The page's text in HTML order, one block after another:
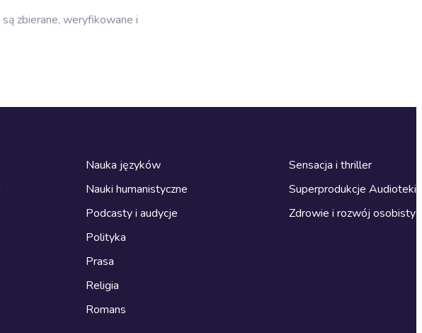
zbierane, weryfikowane i
Nauka języków
Nauki humanistyczne
Podcasty i audycje
Polityka
Prasa
Religia
Romans
Sensacja i thriller
Superprodukcje Audioteki
Zdrowie i rozwój osobisty